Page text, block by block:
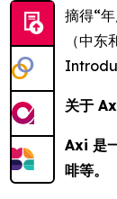
摘得“
（中
关于
Axi 是
啡等。